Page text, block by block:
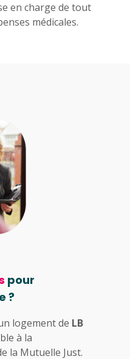
en charge de tout
médicales.
pour
?
logement de LB
à la
la Mutuelle Just.